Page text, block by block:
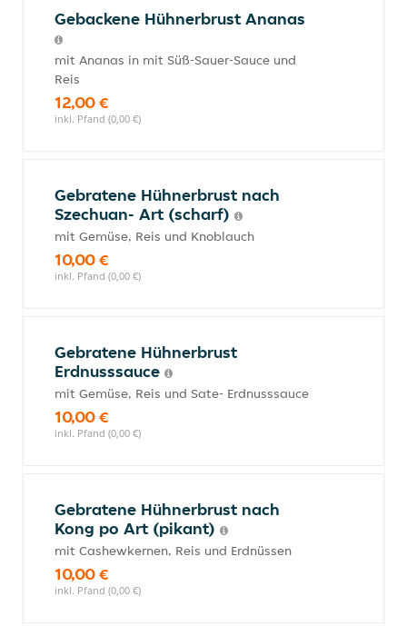
Gebackene Hühnerbrust Ananas
mit Ananas in mit Süß-Sauer-Sauce und
Reis
12,00 €
inkl. Pfand (0,00 €)
Gebratene Hühnerbrust nach
Szechuan- Art (scharf)
mit Gemüse, Reis und Knoblauch
10,00 €
inkl. Pfand (0,00 €)
Gebratene Hühnerbrust
Erdnusssauce
mit Gemüse, Reis und Sate- Erdnusssauce
10,00 €
inkl. Pfand (0,00 €)
Gebratene Hühnerbrust nach
Kong po Art (pikant)
mit Cashewkernen, Reis und Erdnüssen
10,00 €
inkl. Pfand (0,00 €)